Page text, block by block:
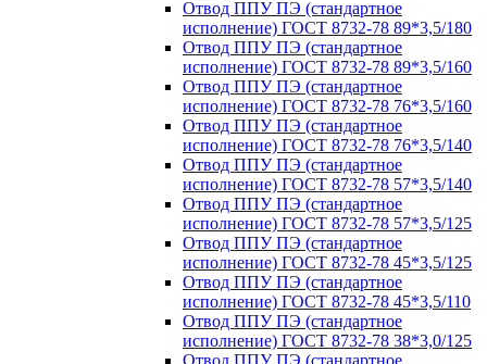
Отвод ППУ ПЭ (стандартное
исполнение) ГОСТ 8732-78 89*3,5/180
Отвод ППУ ПЭ (стандартное
исполнение) ГОСТ 8732-78 89*3,5/160
Отвод ППУ ПЭ (стандартное
исполнение) ГОСТ 8732-78 76*3,5/160
Отвод ППУ ПЭ (стандартное
исполнение) ГОСТ 8732-78 76*3,5/140
Отвод ППУ ПЭ (стандартное
исполнение) ГОСТ 8732-78 57*3,5/140
Отвод ППУ ПЭ (стандартное
исполнение) ГОСТ 8732-78 57*3,5/125
Отвод ППУ ПЭ (стандартное
исполнение) ГОСТ 8732-78 45*3,5/125
Отвод ППУ ПЭ (стандартное
исполнение) ГОСТ 8732-78 45*3,5/110
Отвод ППУ ПЭ (стандартное
исполнение) ГОСТ 8732-78 38*3,0/125
Отвод ППУ ПЭ (стандартное